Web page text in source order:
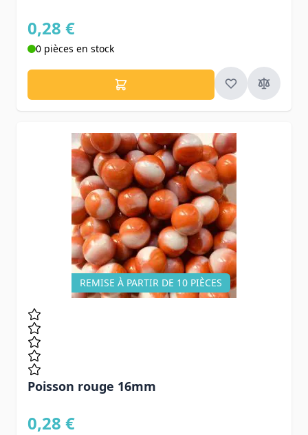
0,28 €
0 pièces en stock
REMISE À PARTIR DE 10 PIÈCES
Poisson rouge 16mm
0,28 €